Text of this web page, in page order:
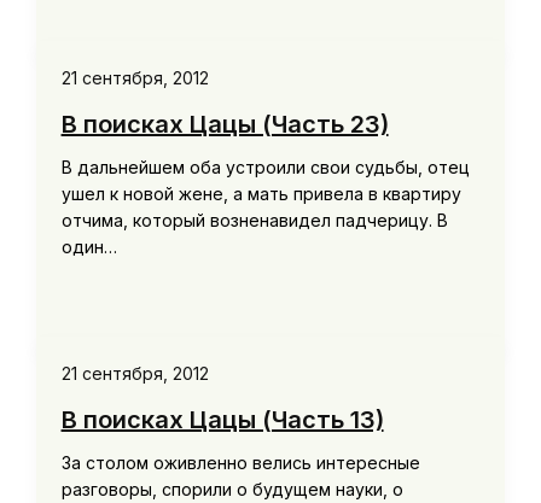
21 сентября, 2012
В поисках Цацы (Часть 23)
В дальнейшем оба устроили свои судьбы, отец
ушел к новой жене, а мать привела в квартиру
отчима, который возненавидел падчерицу. В
один…
21 сентября, 2012
В поисках Цацы (Часть 13)
За столом оживленно велись интересные
разговоры, спорили о будущем науки, о